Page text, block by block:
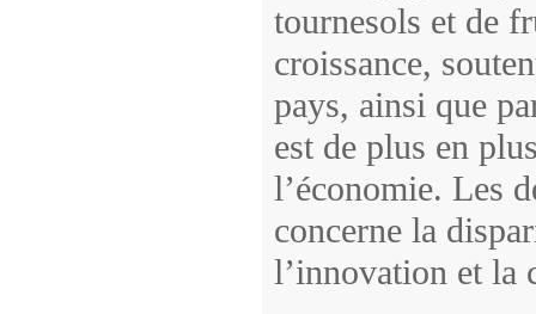
tournesols et de
croissance,
pays, ainsi que
est de plus en
l’économie. Les
concerne la
l’innovation et la